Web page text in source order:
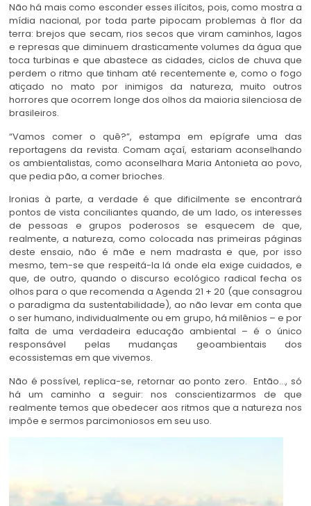
Não há mais como esconder esses ilícitos, pois, como mostra a
mídia nacional, por toda parte pipocam problemas à flor da
terra: brejos que secam, rios secos que viram caminhos, lagos
e represas que diminuem drasticamente volumes da água que
toca turbinas e que abastece as cidades, ciclos de chuva que
perdem o ritmo que tinham até recentemente e, como o fogo
atiçado no mato por inimigos da natureza, muito outros
horrores que ocorrem longe dos olhos da maioria silenciosa de
brasileiros.
“Vamos comer o quê?”, estampa em epígrafe uma das
reportagens da revista. Comam açaí, estariam aconselhando
os ambientalistas, como aconselhara Maria Antonieta ao povo,
que pedia pão, a comer brioches.
Ironias à parte, a verdade é que dificilmente se encontrará
pontos de vista conciliantes quando, de um lado, os interesses
de pessoas e grupos poderosos se esquecem de que,
realmente, a natureza, como colocada nas primeiras páginas
deste ensaio, não é mãe e nem madrasta e que, por isso
mesmo, tem-se que respeitá-la lá onde ela exige cuidados, e
que, de outro, quando o discurso ecológico radical fecha os
olhos para o que recomenda a Agenda 21 + 20 (que consagrou
o paradigma da sustentabilidade), ao não levar em conta que
o ser humano, individualmente ou em grupo, há milênios – e por
falta de uma verdadeira educação ambiental – é o único
responsável pelas mudanças geoambientais dos
ecossistemas em que vivemos.
Não é possível, replica-se, retornar ao ponto zero. Então…, só
há um caminho a seguir: nos conscientizarmos de que
realmente temos que obedecer aos ritmos que a natureza nos
impõe e sermos parcimoniosos em seu uso.